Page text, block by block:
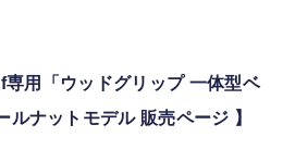
専用「ウッドグリップ 一体型ベ
ルナットモデル 販売ページ 】